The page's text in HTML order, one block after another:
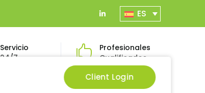
LinkedIn
Profile
ES
Servicio
24/7
Profesionales
Cualificados
Client Login